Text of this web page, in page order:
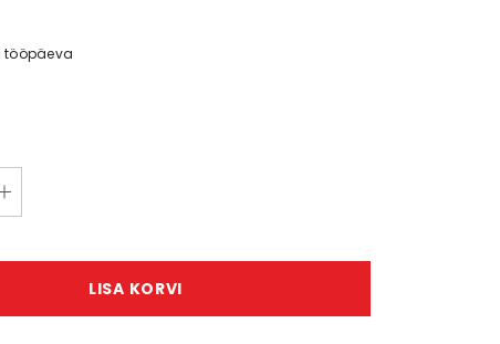
tööpäeva
LISA KORVI